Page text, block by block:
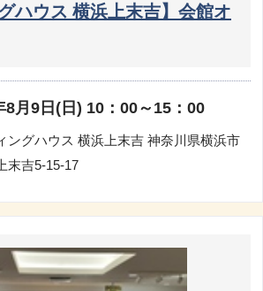
ハウス 横浜上末吉】会館オ
8月9日(日) 10：00～15：00
ングハウス 横浜上末吉 神奈川県横浜市
末吉5-15-17